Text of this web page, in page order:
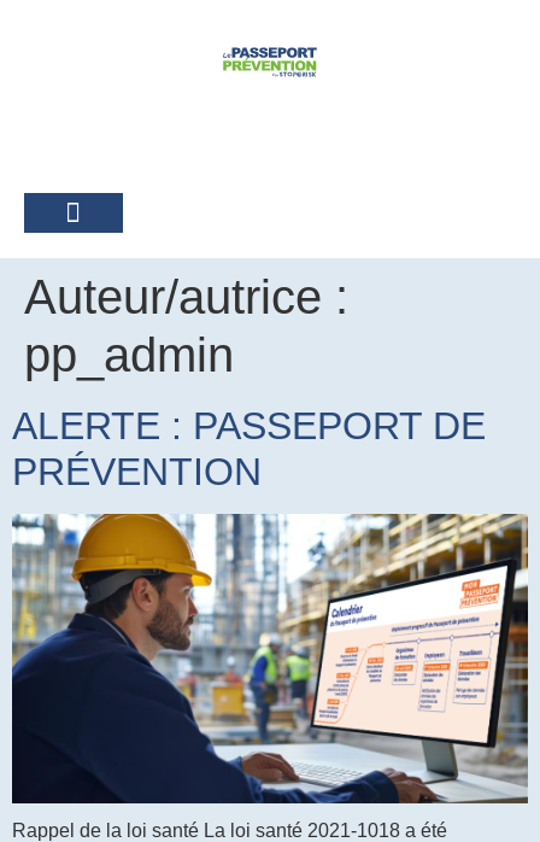
Auteur/autrice :
pp_admin
ALERTE : PASSEPORT DE
PRÉVENTION
Rappel de la loi santé La loi santé 2021-1018 a été